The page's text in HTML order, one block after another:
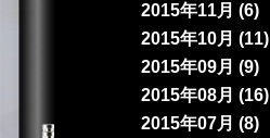
2015年11月 (6)
2015年10月 (11)
2015年09月 (9)
2015年08月 (16)
2015年07月 (8)